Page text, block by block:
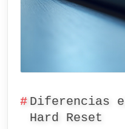
Diferencias
Hard Reset